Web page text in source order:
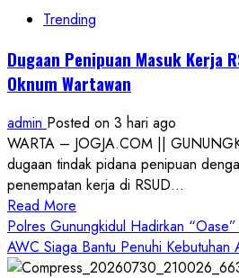
Trending
Dugaan Penipuan Masuk Kerja
Oknum Wartawan
admin Posted on 3 hari ago
WARTA – JOGJA.COM ||
dugaan tindak pidana penipuan
penempatan kerja di RSUD...
Read More
more
about
Dugaan
Polres Gunungkidul Hadirkan
AWC Siaga Bantu Penuhi Kebutuhan